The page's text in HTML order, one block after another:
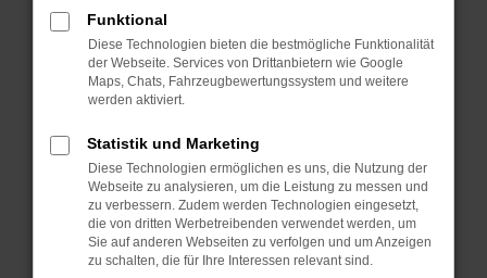
Manche Erweiterungen, wie Werbeblocker,
können das Laden bestimmter Seiten
verhindern. Funktioniert die Seite in einem
anderen Browser oder in einem privaten
Fenster?
Starte dein Gerät neu.
Das kann manchmal helfen, vorübergehende
Probleme zu beheben.
Stelle sicher, dass dein Browser und dein
Betriebssystem auf dem neuesten Stand
sind.
Funktional
Diese Technologien bieten die bestmögliche Funktionalität
der Webseite. Services von Drittanbietern wie Google
Maps, Chats, Fahrzeugbewertungssystem und weitere
werden aktiviert.
Statistik und Marketing
Diese Technologien ermöglichen es uns, die Nutzung der
Webseite zu analysieren, um die Leistung zu messen und
zu verbessern. Zudem werden Technologien eingesetzt,
die von dritten Werbetreibenden verwendet werden, um
Sie auf anderen Webseiten zu verfolgen und um Anzeigen
zu schalten, die für Ihre Interessen relevant sind.